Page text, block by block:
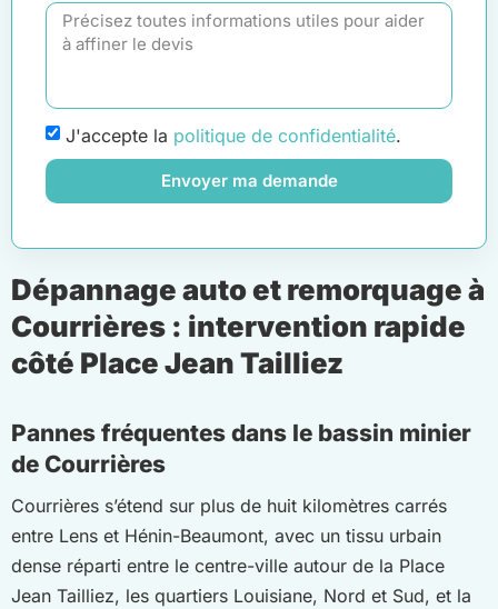
J'accepte la politique de confidentialité.
Envoyer ma demande
Dépannage auto et remorquage à
Courrières : intervention rapide
côté Place Jean Tailliez
Pannes fréquentes dans le bassin minier
de Courrières
Courrières s’étend sur plus de huit kilomètres carrés
entre Lens et Hénin-Beaumont, avec un tissu urbain
dense réparti entre le centre-ville autour de la Place
Jean Tailliez, les quartiers Louisiane, Nord et Sud, et la